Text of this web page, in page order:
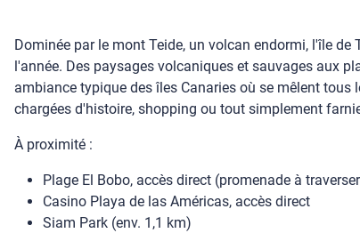
Dominée par le mont Teide, un volcan endormi, l'île
l'année. Des paysages volcaniques et sauvages aux
ambiance typique des îles Canaries où se mêlent
chargées d'histoire, shopping ou tout simplement
À proximité :
Plage El Bobo, accès direct (promenade à
Casino Playa de las Américas, accès direct
Siam Park (env. 1,1 km)